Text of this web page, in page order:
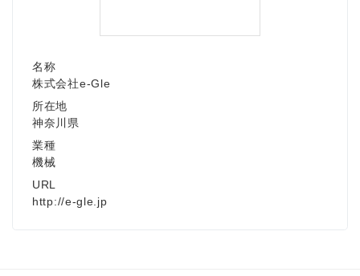
名称
株式会社e-Gle
所在地
神奈川県
業種
機械
URL
http://e-gle.jp